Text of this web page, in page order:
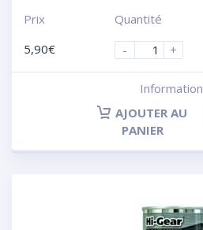
Prix
5,90€
Quantité
-
+
Information
AJOUTER AU
PANIER